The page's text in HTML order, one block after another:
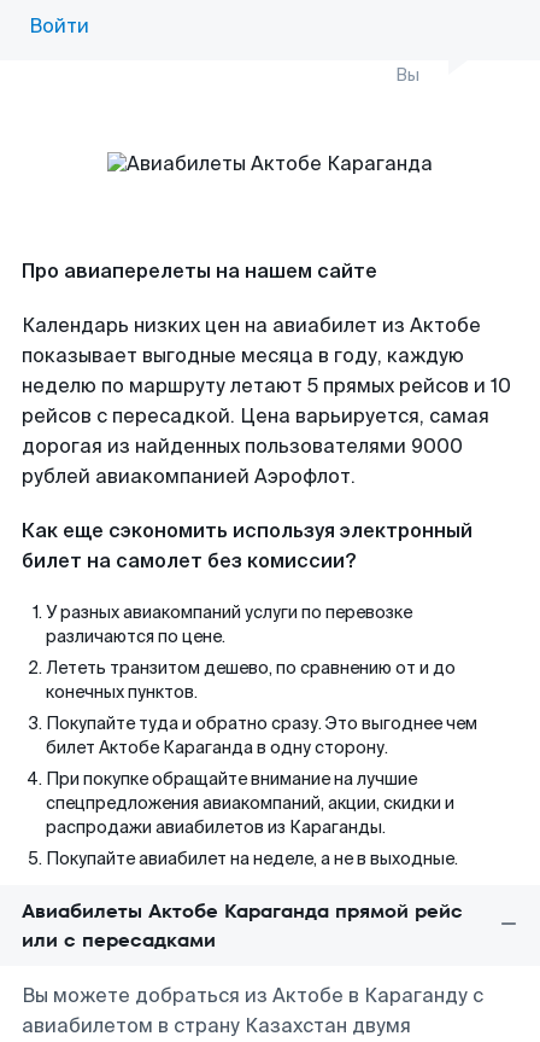
Войти
Вы
Про авиаперелеты на нашем сайте
Календарь низких цен на авиабилет из Актобе
показывает выгодные месяца в году, каждую
неделю по маршруту летают 5 прямых рейсов и 10
рейсов с пересадкой. Цена варьируется, самая
дорогая из найденных пользователями 9000
рублей авиакомпанией Аэрофлот.
Как еще сэкономить используя электронный
билет на самолет без комиссии?
У разных авиакомпаний услуги по перевозке
различаются по цене.
Лететь транзитом дешево, по сравнению от и до
конечных пунктов.
Покупайте туда и обратно сразу. Это выгоднее чем
билет Актобе Караганда в одну сторону.
При покупке обращайте внимание на лучшие
спецпредложения авиакомпаний, акции, скидки и
распродажи авиабилетов из Караганды.
Покупайте авиабилет на неделе, а не в выходные.
Авиабилеты Актобе Караганда прямой рейс
или с пересадками
Вы можете добраться из Актобе в Караганду с
авиабилетом в страну Казахстан двумя